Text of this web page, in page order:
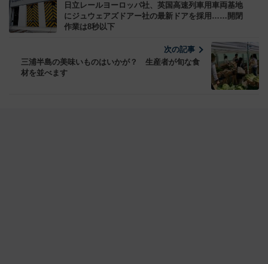
日立レールヨーロッパ社、英国高速列車用車両基地
にジュウェアズドアー社の最新ドアを採用……開閉
作業は8秒以下
次の記事
三浦半島の美味いものはいかが？ 生産者が旬な食
材を並べます